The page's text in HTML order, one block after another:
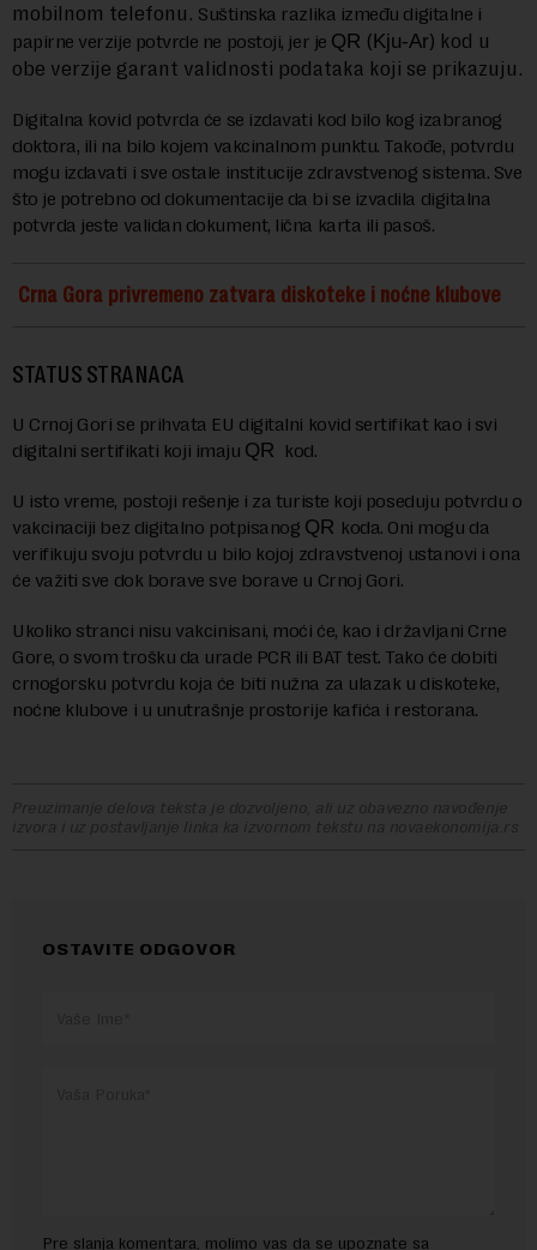
mobilnom telefonu. Suštinska razlika između digitalne i
papirne verzije potvrde ne postoji, jer je QR (Kju-Ar) kod u
obe verzije garant validnosti podataka koji se prikazuju.
Digitalna kovid potvrda će se izdavati kod bilo kog izabranog
doktora, ili na bilo kojem vakcinalnom punktu. Takođe, potvrdu
mogu izdavati i sve ostale institucije zdravstvenog sistema. Sve
što je potrebno od dokumentacije da bi se izvadila digitalna
potvrda jeste validan dokument, lična karta ili pasoš.
Crna Gora privremeno zatvara diskoteke i noćne klubove
STATUS STRANACA
U Crnoj Gori se prihvata EU digitalni kovid sertifikat kao i svi
digitalni sertifikati koji imaju QR kod.
U isto vreme, postoji rešenje i za turiste koji poseduju potvrdu o
vakcinaciji bez digitalno potpisanog QR koda. Oni mogu da
verifikuju svoju potvrdu u bilo kojoj zdravstvenoj ustanovi i ona
će važiti sve dok borave sve borave u Crnoj Gori.
Ukoliko stranci nisu vakcinisani, moći će, kao i državljani Crne
Gore, o svom trošku da urade PCR ili BAT test. Tako će dobiti
crnogorsku potvrdu koja će biti nužna za ulazak u diskoteke,
noćne klubove i u unutrašnje prostorije kafića i restorana.
Preuzimanje delova teksta je dozvoljeno, ali uz obavezno navođenje
izvora i uz postavljanje linka ka izvornom tekstu na novaekonomija.rs
OSTAVITE ODGOVOR
Pre slanja komentara, molimo vas da se upoznate sa